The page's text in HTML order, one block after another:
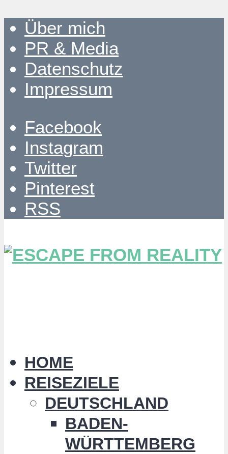
Über mich
PR & Media
Datenschutz
Impressum
Facebook
Instagram
Twitter
Pinterest
RSS
HOME
REISEZIELE
DEUTSCHLAND
BADEN-
WÜRTTEMBERG